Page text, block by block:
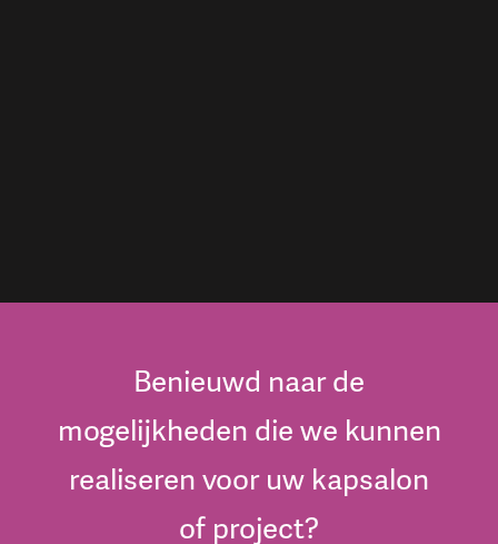
Benieuwd naar de
mogelijkheden die we kunnen
realiseren voor uw kapsalon
of project?